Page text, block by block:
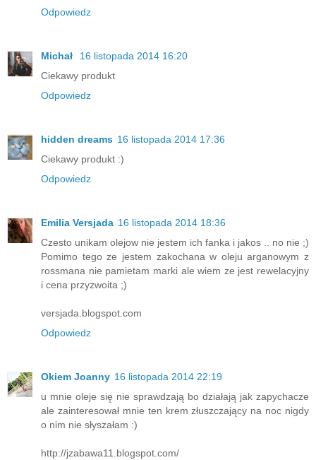
Odpowiedz
Michał
16 listopada 2014 16:20
Ciekawy produkt
Odpowiedz
hidden dreams 16 listopada 2014 17:36
Ciekawy produkt :)
Odpowiedz
Emilia Versjada 16 listopada 2014 18:36
Czesto unikam olejow nie jestem ich fanka i jakos .. no nie ;)
Pomimo tego ze jestem zakochana w oleju arganowym z
rossmana nie pamietam marki ale wiem ze jest rewelacyjny
i cena przyzwoita ;)
versjada.blogspot.com
Odpowiedz
Okiem Joanny 16 listopada 2014 22:19
u mnie oleje się nie sprawdzają bo działają jak zapychacze
ale zainteresował mnie ten krem złuszczający na noc nigdy
o nim nie słyszałam :)
http://jzabawa11.blogspot.com/